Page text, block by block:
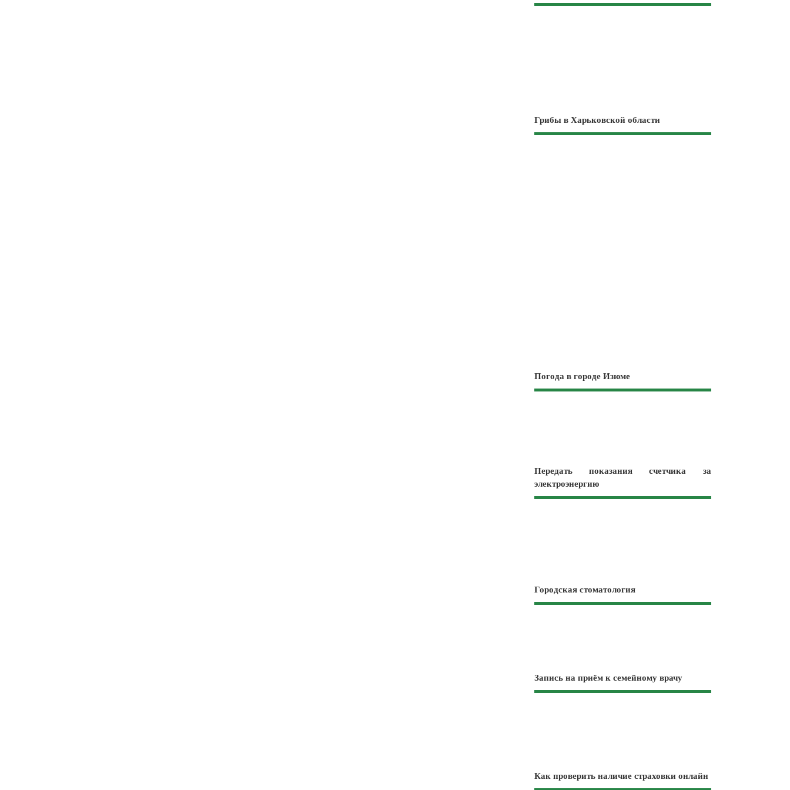
Грибы в Харьковской области
Погода в городе Изюме
Передать показания счетчика за
электроэнергию
Городская стоматология
Запись на приём к семейному врачу
Как проверить наличие страховки онлайн